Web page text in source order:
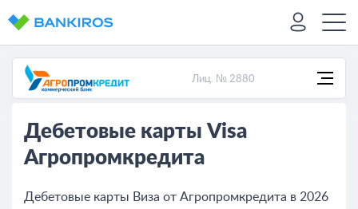
Лиц. № 2880
Дебетовые карты Visa
Агропромкредита
Дебетовые карты Виза от Агропромкредита в 2026